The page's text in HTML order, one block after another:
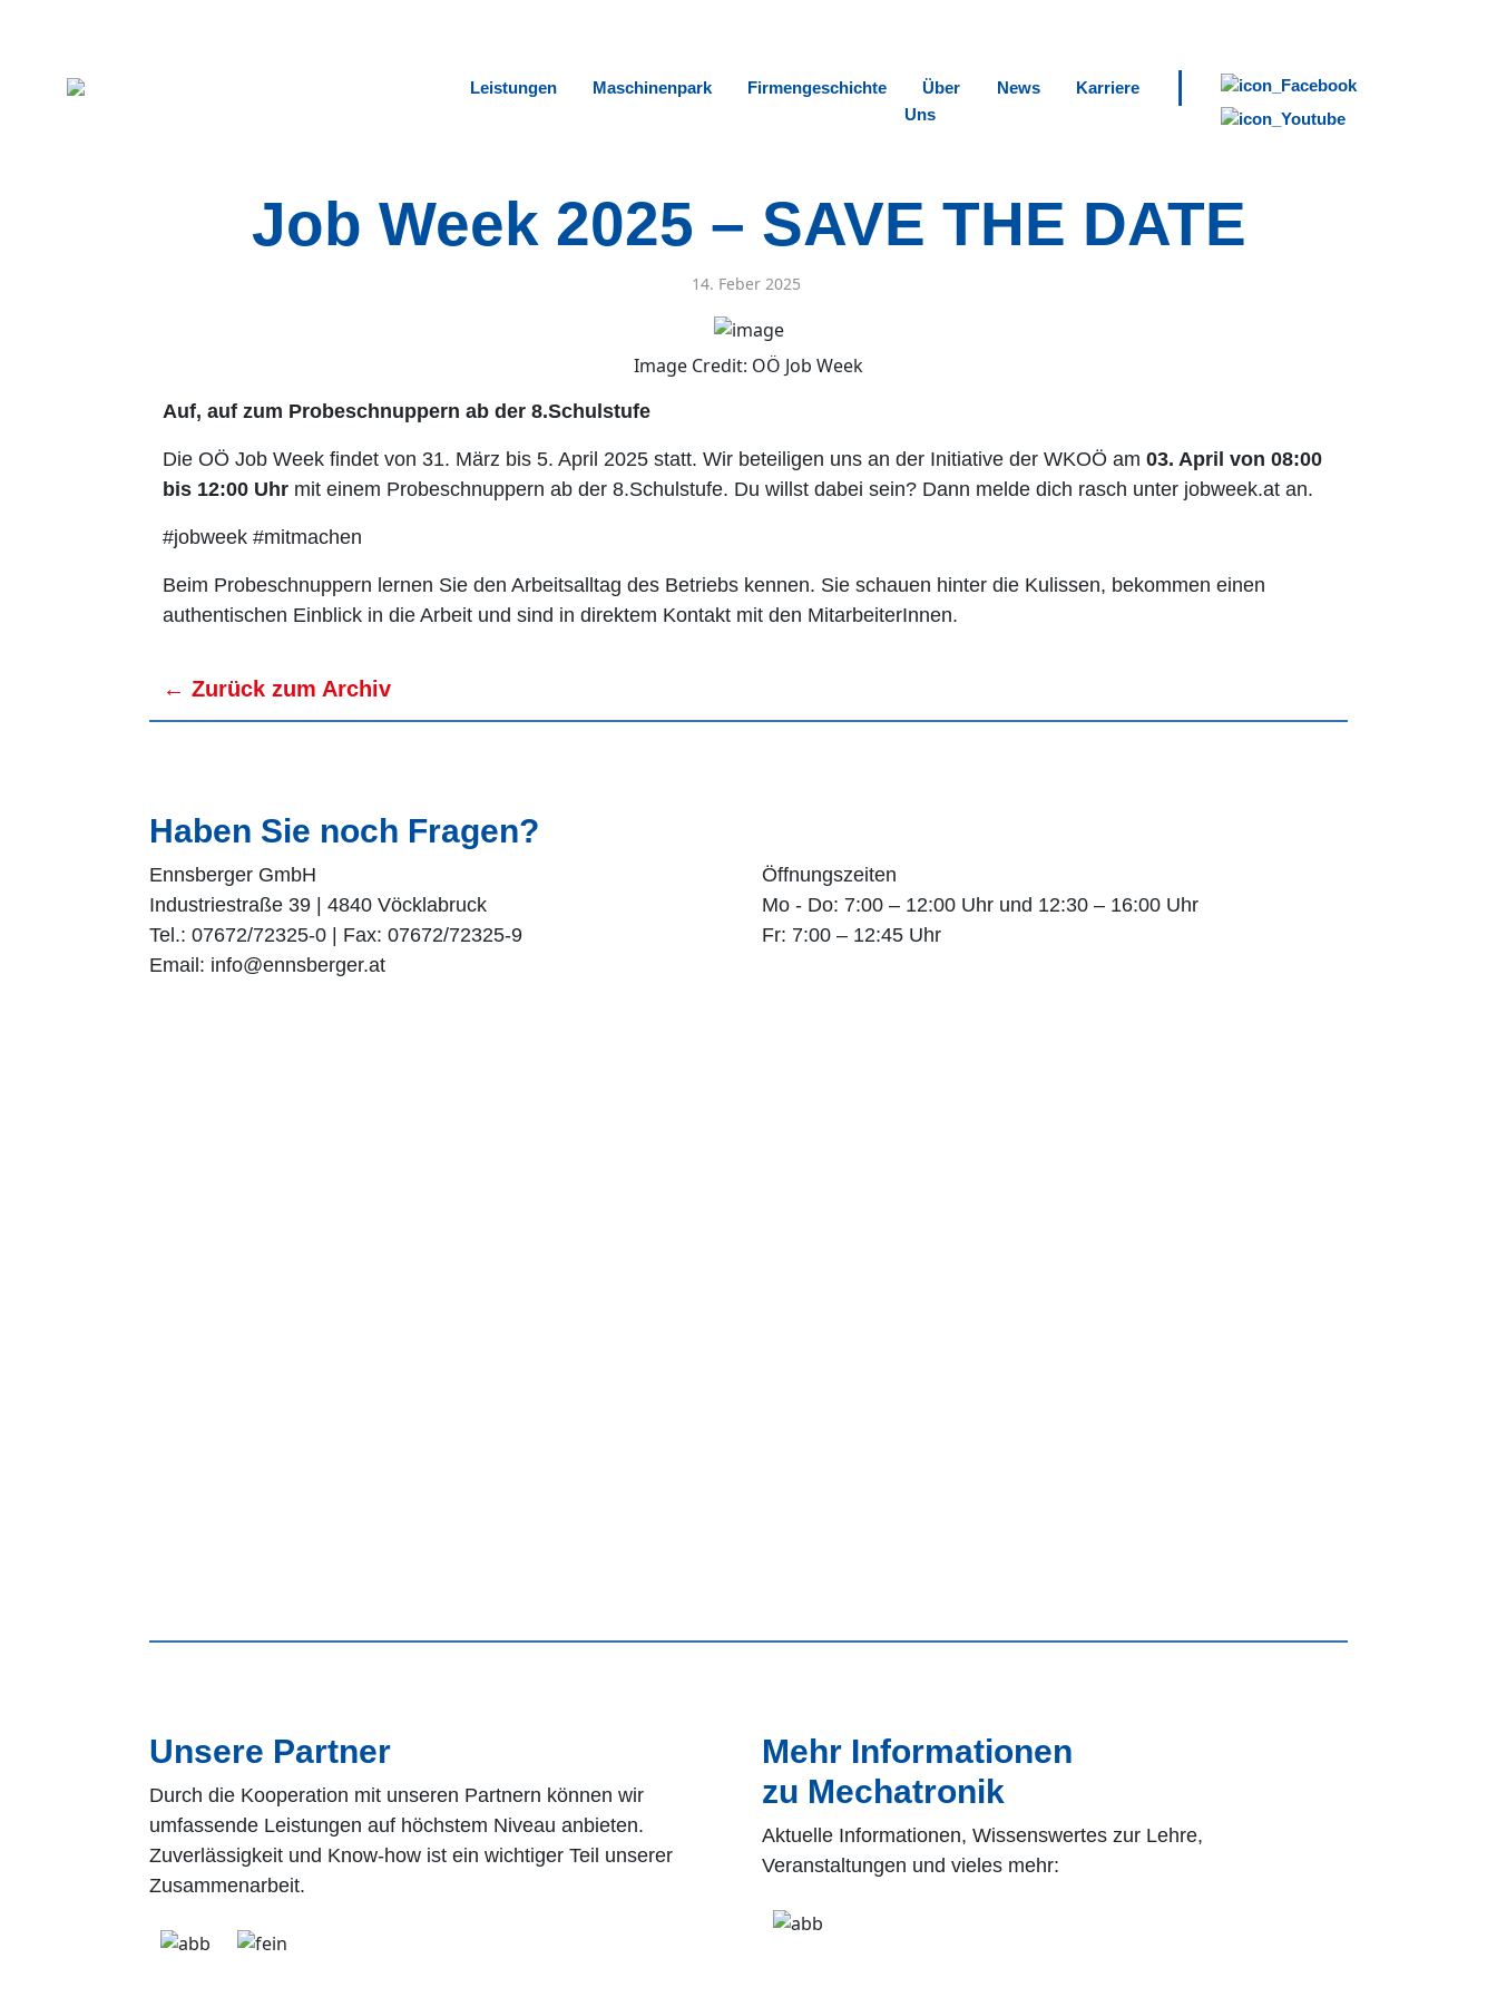
Leistungen Maschinenpark Firmengeschichte
Über
Uns
News Karriere |
Job Week 2025 – SAVE THE DATE
14. Feber 2025
Image Credit: OÖ Job Week
Auf, auf zum Probeschnuppern ab der 8.Schulstufe
Die OÖ Job Week findet von 31. März bis 5. April 2025 statt. Wir beteiligen uns an der Initiative der WKOÖ am 03. April von 08:00
bis 12:00 Uhr mit einem Probeschnuppern ab der 8.Schulstufe. Du willst dabei sein? Dann melde dich rasch unter jobweek.at an.
#jobweek #mitmachen
Beim Probeschnuppern lernen Sie den Arbeitsalltag des Betriebs kennen. Sie schauen hinter die Kulissen, bekommen einen
authentischen Einblick in die Arbeit und sind in direktem Kontakt mit den MitarbeiterInnen.
← Zurück zum Archiv
Haben Sie noch Fragen?
Ennsberger GmbH
Industriestraße 39 | 4840 Vöcklabruck
Tel.: 07672/72325-0 | Fax: 07672/72325-9
Email: info@ennsberger.at
Öffnungszeiten
Mo - Do: 7:00 – 12:00 Uhr und 12:30 – 16:00 Uhr
Fr: 7:00 – 12:45 Uhr
Unsere Partner
Durch die Kooperation mit unseren Partnern können wir
umfassende Leistungen auf höchstem Niveau anbieten.
Zuverlässigkeit und Know-how ist ein wichtiger Teil unserer
Zusammenarbeit.
Mehr Informationen
zu Mechatronik
Aktuelle Informationen, Wissenswertes zur Lehre,
Veranstaltungen und vieles mehr: